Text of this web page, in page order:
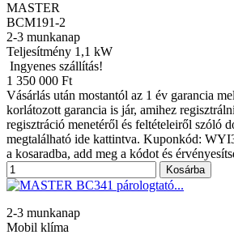
MASTER
BCM191-2
2-3 munkanap
Teljesítmény 1,1 kW
Ingyenes szállítás!
1 350 000 Ft
Vásárlás után mostantól az 1 év garancia
korlátozott garancia is jár, amihez
regisztráció menetéről és feltételeiről szóló
megtalálható ide kattintva. Kuponkód:
a kosaradba, add meg a kódot és
Kosárba
2-3 munkanap
Mobil klíma